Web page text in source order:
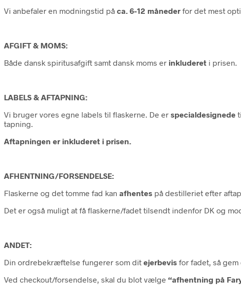
Vi anbefaler en modningstid på ca. 6-12 måneder for det mest
AFGIFT & MOMS:
Både dansk spiritusafgift samt dansk moms er inkluderet i prisen.
LABELS & AFTAPNING:
Vi bruger vores egne labels til flaskerne. De er specialdesignede
tapning.
Aftapningen er inkluderet i prisen.
AFHENTNING/FORSENDELSE:
Flaskerne og det tomme fad kan afhentes på destilleriet efter
Det er også muligt at få flaskerne/fadet tilsendt indenfor DK og
ANDET:
Din ordrebekræftelse fungerer som dit ejerbevis for fadet, så gem
Ved checkout/forsendelse, skal du blot vælge “afhentning på